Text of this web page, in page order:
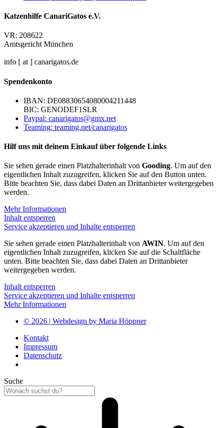
Katzenhilfe CanariGatos e.V.
VR: 208622
Amtsgericht München
info [ at ] canarigatos.de
Spendenkonto
IBAN: DE08830654080004211448
BIC: GENODEF1SLR
Paypal: canarigatos@gmx.net
Teaming: teaming.net/canarigatos
Hilf uns mit deinem Einkauf über folgende Links
Sie sehen gerade einen Platzhalterinhalt von Gooding. Um auf den
eigentlichen Inhalt zuzugreifen, klicken Sie auf den Button unten.
Bitte beachten Sie, dass dabei Daten an Drittanbieter weitergegeben
werden.
Mehr Informationen
Inhalt entsperren
Service akzeptieren und Inhalte entsperren
Sie sehen gerade einen Platzhalterinhalt von AWIN. Um auf den
eigentlichen Inhalt zuzugreifen, klicken Sie auf die Schaltfläche
unten. Bitte beachten Sie, dass dabei Daten an Drittanbieter
weitergegeben werden.
Inhalt entsperren
Service akzeptieren und Inhalte entsperren
Mehr Informationen
© 2026 | Webdesign by Maria Höppner
Kontakt
Impressum
Datenschutz
Suche